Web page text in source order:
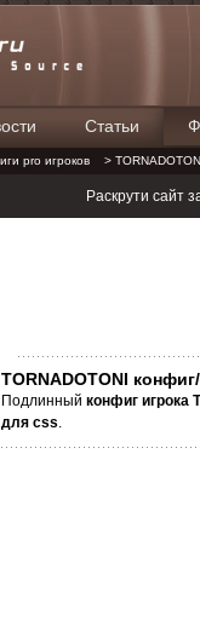
Статьи
pro игроков >
Раскрути сайт
TORNADOTONI
Подлинный конфиг игрока
для css.